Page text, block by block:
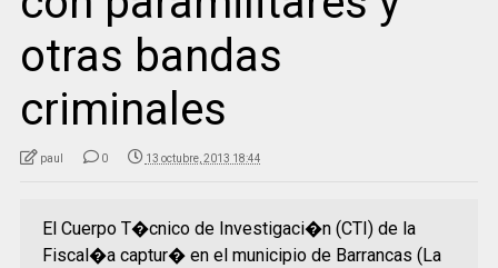
otras bandas
criminales
paul 0 13 octubre, 2013 18:44
El Cuerpo T�cnico de Investigaci�n (CTI) de la
Fiscal�a captur� en el municipio de Barrancas (La